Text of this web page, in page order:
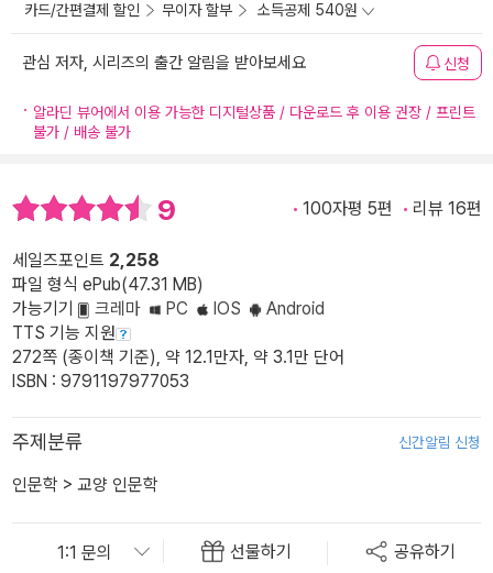
카드/간편결제 할인 무이자 할부 소득공제 540원
관심 저자, 시리즈의 출간 알림을 받아보세요 신청
알라딘 뷰어에서 이용 가능한 디지털상품 / 다운로드 후 이용 권장 / 프린트
불가 / 배송 불가
9 100자평 5편 리뷰 16편
세일즈포인트 2,258
파일 형식 ePub(47.31 MB)
가능기기
크레마 PC IOS
Android
TTS 기능 지원
272쪽 (종이책 기준), 약 12.1만자, 약 3.1만 단어
ISBN : 9791197977053
주제분류 신간알림 신청
인문학 > 교양 인문학
선물하기 공유하기